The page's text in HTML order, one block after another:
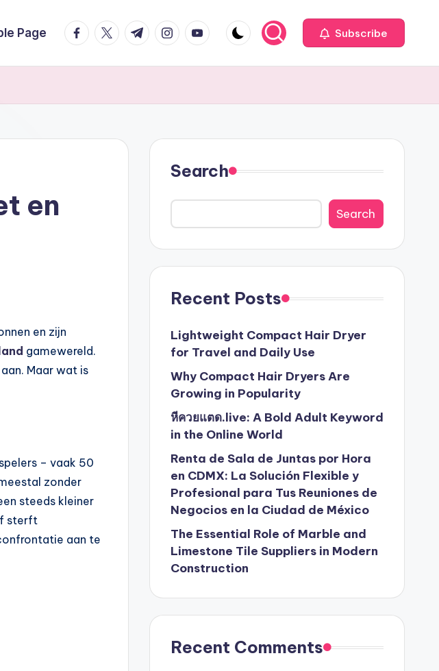
Page facebook.com
twitter.com
t.me instagram.com
youtube.com Subscribe
en
en zijn
gamewereld.
Maar wat is
– vaak 50
zonder
steeds kleiner
sterft
aan te
Search
Search
Recent Posts
Lightweight Compact Hair Dryer
for Travel and Daily Use
Why Compact Hair Dryers Are
Growing in Popularity
หีควยแตด.live: A Bold Adult Keyword
in the Online World
Renta de Sala de Juntas por Hora
en CDMX: La Solución Flexible y
Profesional para Tus Reuniones de
Negocios en la Ciudad de México
The Essential Role of Marble and
Limestone Tile Suppliers in Modern
Construction
Recent Comments